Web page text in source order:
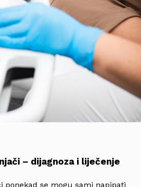
– dijagnoza i liječenje
ponekad se mogu sami napipati